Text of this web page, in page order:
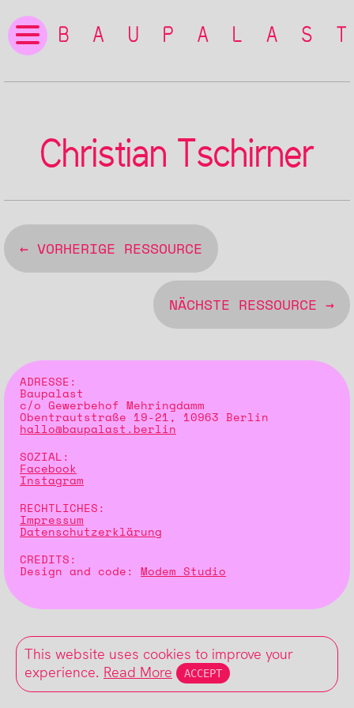
Christian Tschirner
← VORHERIGE RESSOURCE
NÄCHSTE RESSOURCE →
ADRESSE:
Baupalast
c/o Gewerbehof Mehringdamm
Obentrautstraße 19-21, 10963 Berlin
hallo@baupalast.berlin
SOZIAL:
Facebook
Instagram
RECHTLICHES:
Impressum
Datenschutzerklärung
CREDITS:
Design and code: Modem Studio
This website uses cookies to improve your
experience. Read More ACCEPT